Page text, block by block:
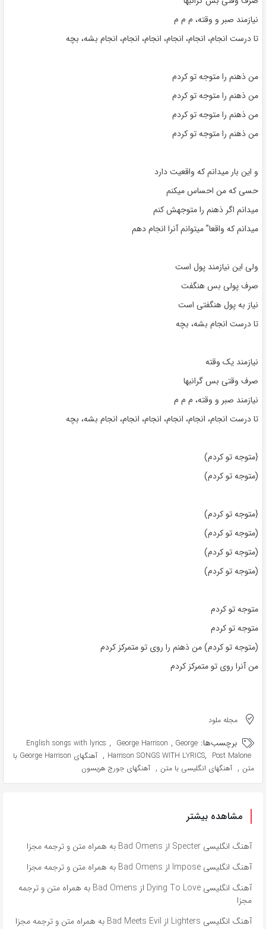
نیازمند صبر و وقته، م م م
تا درست انجام، انجام، انجام، انجام، انجام، انجام بشه، بچه
من ذهنم را متوجه تو کردم
من ذهنم را متوجه تو کردم
من ذهنم را متوجه تو کردم
من ذهنم را متوجه تو کردم
و این بار میدانم که واقعیت دارد
حسی که من احساس میکنم
میدانم اگر ذهنم را متوجهش کنم
میدانم که واقعا” میتوانم آنرا انجام دهم
ولی این نیازمند پول است
صرف پولی بس هنگفت
نیاز به پول هنگفتی است
تا درست انجام بشه، بچه
نیازمند یک وقته
صرف وقتی بس گرانبها
نیازمند صبر و وقته، م م م
تا درست انجام، انجام، انجام، انجام، انجام، انجام بشه، بچه
{متوجه تو کردم)
(متوجه تو کردم)
{متوجه تو کردم)
(متوجه تو کردم)
(متوجه تو کردم)
(متوجه تو کردم)
متوجه تو کردم
متوجه تو کردم
(متوجه تو کردم) من ذهنم را روی تو متمرکز کردم
من آنرا روی تو متمرکز کردم
مجله ملود
برچسب‌ها: English songs with lyrics , George Harrison , George
Harrison SONGS WITH LYRICS, Post Malone
,
آهنگهای George Harrison با
متن , آهنگهای انگلیسی با متن , آهنگهای جورج هریسون
مشاهده بیشتر
آهنگ انگلیسی Specter از Bad Omens به همراه متن و ترجمه مجزا
آهنگ انگلیسی Impose از Bad Omens به همراه متن و ترجمه مجزا
آهنگ انگلیسی Dying To Love از Bad Omens به همراه متن و ترجمه
مجزا
آهنگ انگلیسی Lighters از Bad Meets Evil به همراه متن و ترجمه مجزا